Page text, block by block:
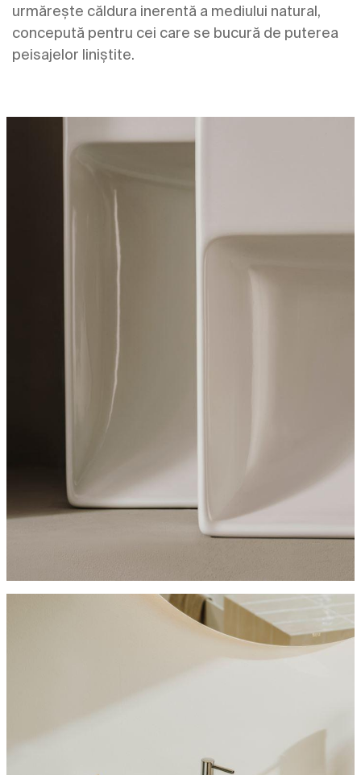
urmărește căldura inerentă a mediului natural,
concepută pentru cei care se bucură de puterea
peisajelor liniștite.